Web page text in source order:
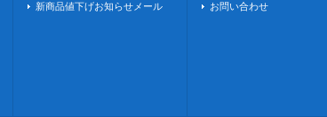
新商品値下げお知らせメール お問い合わせ